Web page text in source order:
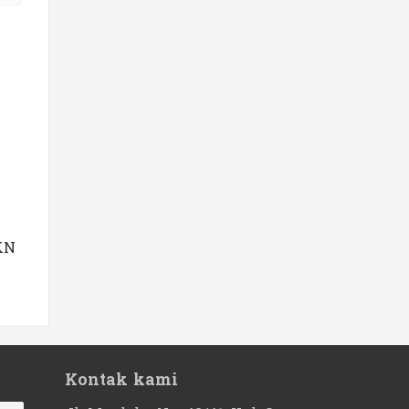
Kontak kami